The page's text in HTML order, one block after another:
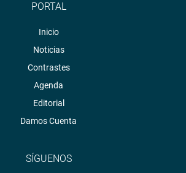
PORTAL
Inicio
Noticias
Contrastes
Agenda
Editorial
Damos Cuenta
SÍGUENOS